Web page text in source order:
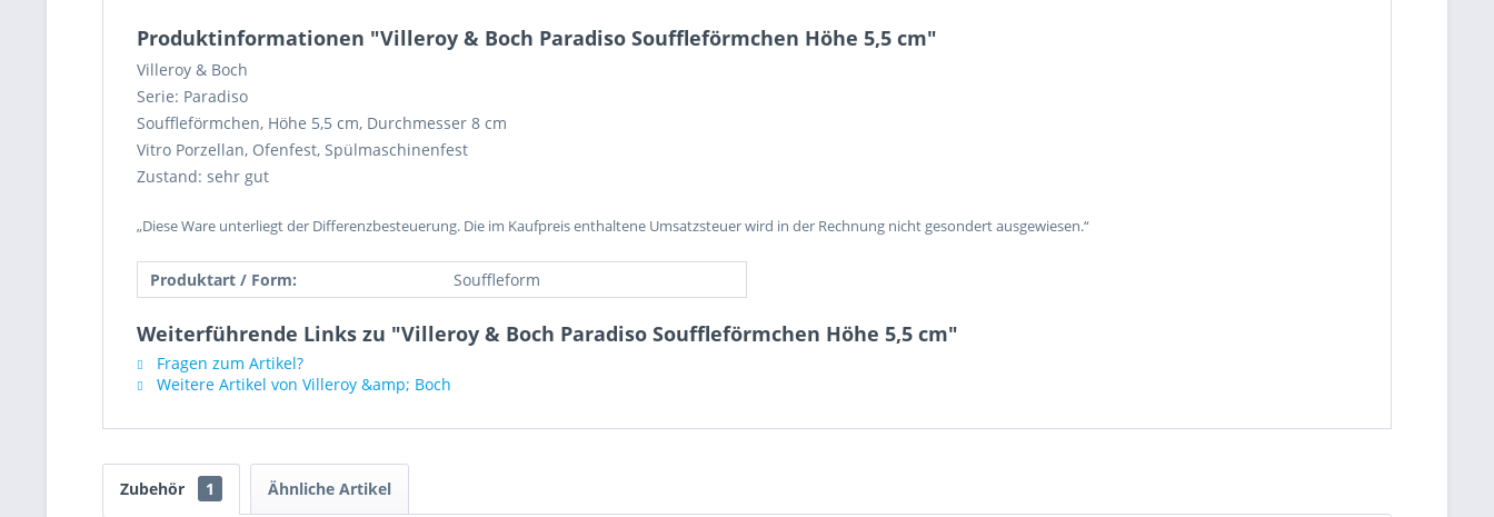
Produktinformationen "Villeroy & Boch Paradiso Souffleförmchen Höhe 5,5 cm"
Villeroy & Boch
Serie: Paradiso
Souffleförmchen, Höhe 5,5 cm, Durchmesser 8 cm
Vitro Porzellan, Ofenfest, Spülmaschinenfest
Zustand: sehr gut
„Diese Ware unterliegt der Differenzbesteuerung. Die im Kaufpreis enthaltene Umsatzsteuer wird in der Rechnung nicht gesondert ausgewiesen.“
Produktart / Form: Souffleform
Weiterführende Links zu "Villeroy & Boch Paradiso Souffleförmchen Höhe 5,5 cm"
Fragen zum Artikel?
Weitere Artikel von Villeroy &amp; Boch
Zubehör 1 Ähnliche Artikel